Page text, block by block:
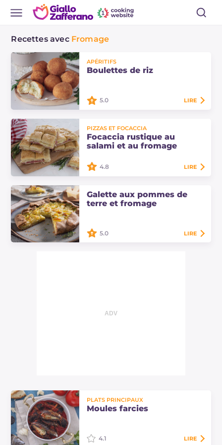
Recettes avec Fromage
APÉRITIFS
Boulettes de riz
savoureuse, parfaite pour un repas
entre amis ou comme
accompagnement pour un apéritif.
5.0 LIRE
PIZZAS ET FOCACCIA
Focaccia rustique au
salami et au fromage
fromage se prépare avec de la
levure sèche et est facile à réaliser.
4.8 LIRE
Galette aux pommes de
terre et fromage
5.0 LIRE
PLATS PRINCIPAUX
Moules farcies
4.1 LIRE